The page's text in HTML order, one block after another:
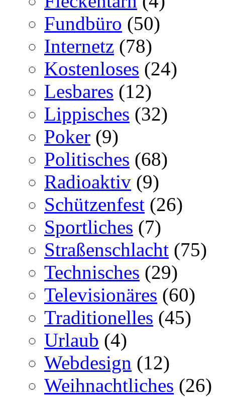
Fundbüro (50)
Internetz (78)
Kostenloses (24)
Lesbares (12)
Lippisches (32)
Poker (9)
Politisches (68)
Radioaktiv (9)
Schützenfest (26)
Sportliches (7)
Straßenschlacht (75)
Technisches (29)
Televisionäres (60)
Traditionelles (45)
Urlaub (4)
Webdesign (12)
Weihnachtliches (26)